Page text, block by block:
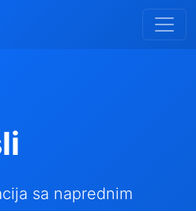
sa naprednim